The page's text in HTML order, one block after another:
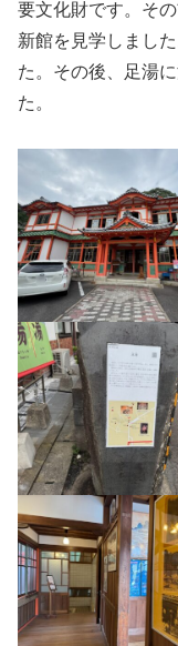
要文化財です。そ
新館を見学しまし
た。その後、足湯
た。